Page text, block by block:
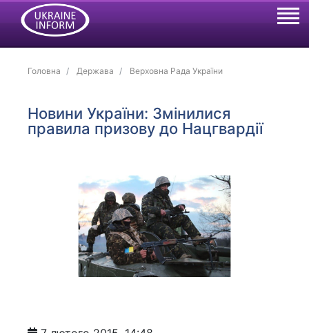
Головна Держава Верховна Рада України
Новини України: Змінилися
правила призову до Нацгвардії